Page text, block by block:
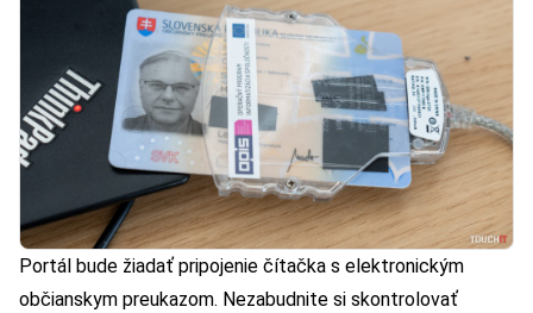
Portál bude žiadať pripojenie čítačka s elektronickým
občianskym preukazom. Nezabudnite si skontrolovať